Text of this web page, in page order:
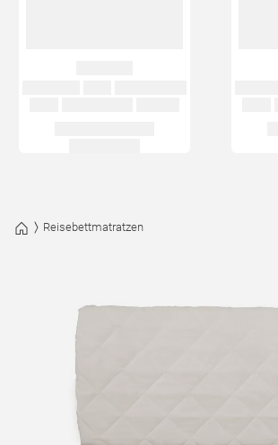
Reisebettmatratzen